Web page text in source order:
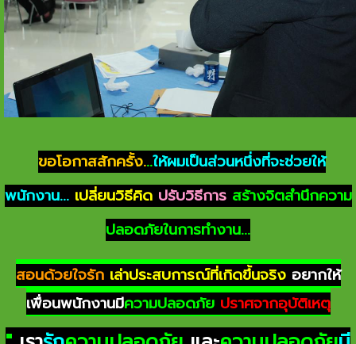
ขอโอกาสสักครั้ง...ให้ผมเป็นส่วนหนึ่งที่จะช่วยให้
พนักงาน... เปลี่ยนวิธีคิด ปรับวิธีการสร้างจิตสำนึกความ
ปลอดภัยในการทำงาน...
สอนด้วยใจรัก เล่าประสบการณ์ที่เกิดขึ้นจริง อยากให้
เพื่อนพนักงานมีความปลอดภัย ปราศจากอุบัติเหตุ